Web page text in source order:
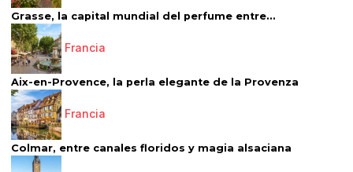
Grasse, la capital mundial del perfume entre...
Francia
Aix-en-Provence, la perla elegante de la Provenza
Francia
Colmar, entre canales floridos y magia alsaciana